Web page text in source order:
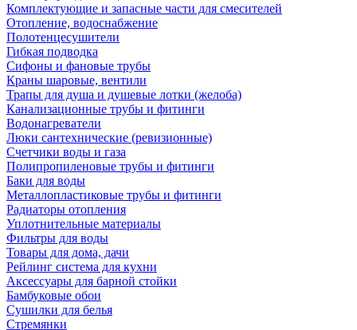
Комплектующие и запасные части для смесителей
Отопление, водоснабжение
Полотенцесушители
Гибкая подводка
Сифоны и фановые трубы
Краны шаровые, вентили
Трапы для душа и душевые лотки (желоба)
Канализационные трубы и фитинги
Водонагреватели
Люки сантехнические (ревизионные)
Счетчики воды и газа
Полипропиленовые трубы и фитинги
Баки для воды
Металлопластиковые трубы и фитинги
Радиаторы отопления
Уплотнительные материалы
Фильтры для воды
Товары для дома, дачи
Рейлинг система для кухни
Аксессуары для барной стойки
Бамбуковые обои
Сушилки для белья
Стремянки